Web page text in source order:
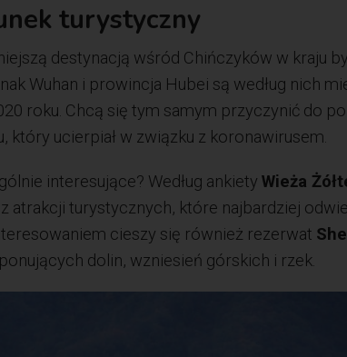
turystyczny
destynacją wśród Chińczyków w kraju
Wuhan i prowincja Hubei są według nich
roku. Chcą się tym samym przyczynić do
który ucierpiał w związku z koronawirusem.
interesujące? Według ankietyWieża
z atrakcji turystycznych, które najbardziej
cieszy się również rezerwat
dolin, wzniesień górskich i rzek.